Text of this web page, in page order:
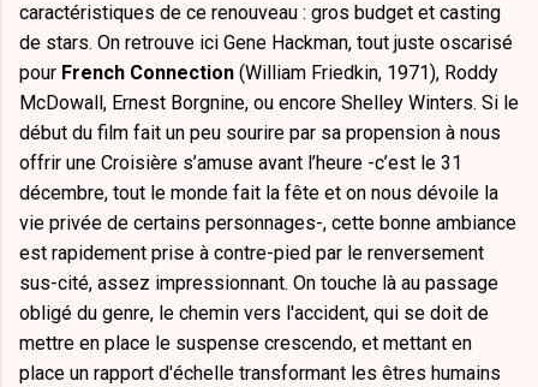
caractéristiques de ce renouveau : gros budget et casting
de stars. On retrouve ici Gene Hackman, tout juste oscarisé
pour French Connection (William Friedkin, 1971), Roddy
McDowall, Ernest Borgnine, ou encore Shelley Winters. Si le
début du film fait un peu sourire par sa propension à nous
offrir une Croisière s’amuse avant l’heure -c’est le 31
décembre, tout le monde fait la fête et on nous dévoile la
vie privée de certains personnages-, cette bonne ambiance
est rapidement prise à contre-pied par le renversement
sus-cité, assez impressionnant. On touche là au passage
obligé du genre, le chemin vers l'accident, qui se doit de
mettre en place le suspense crescendo, et mettant en
place un rapport d'échelle transformant les êtres humains